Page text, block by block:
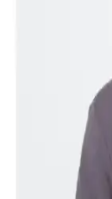
Altınyılzz Classics
kullanıcı
Erkek Gömlek
Classics ve
Altınyılz<dı>z
karşılaştırmasıyla,
erkek gömleği
Altınyılz